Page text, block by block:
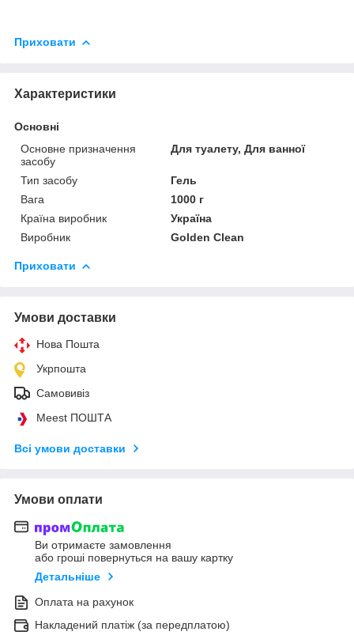
Приховати
Характеристики
Основні
Основне призначення
засобу
Для туалету, Для ванної
Тип засобу
Гель
Вага
1000 г
Країна виробник
Україна
Виробник
Golden Clean
Приховати
Умови доставки
Нова Пошта
Укрпошта
Самовивіз
Meest ПОШТА
Всі умови доставки
Умови оплати
Ви отримаєте замовлення
або гроші повернуться на вашу картку
Детальніше
Оплата на рахунок
Накладений платіж (за передплатою)